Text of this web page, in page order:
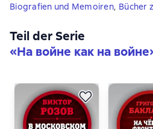
Biografien und Memoiren, Bücher
Teil der Serie
«На войне как на войне